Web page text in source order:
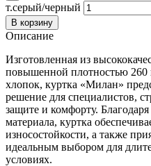
т.серый/черный
В корзину
Описание
Изготовленная из
повышенной плотностью 260
хлопок, куртка «Милан»
решение для специалистов,
защите и комфорту.
материала, куртка
износостойкости, а также
идеальным выбором для
условиях.